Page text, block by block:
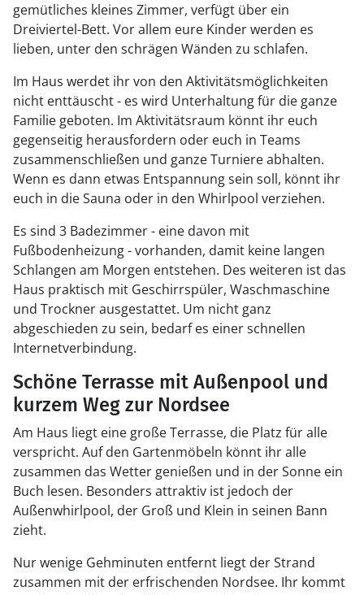
gemütliches kleines Zimmer, verfügt über ein
Dreiviertel-Bett. Vor allem eure Kinder werden es
lieben, unter den schrägen Wänden zu schlafen.
Im Haus werdet ihr von den Aktivitätsmöglichkeiten
nicht enttäuscht - es wird Unterhaltung für die ganze
Familie geboten. Im Aktivitätsraum könnt ihr euch
gegenseitig herausfordern oder euch in Teams
zusammenschließen und ganze Turniere abhalten.
Wenn es dann etwas Entspannung sein soll, könnt ihr
euch in die Sauna oder in den Whirlpool verziehen.
Es sind 3 Badezimmer - eine davon mit
Fußbodenheizung - vorhanden, damit keine langen
Schlangen am Morgen entstehen. Des weiteren ist das
Haus praktisch mit Geschirrspüler, Waschmaschine
und Trockner ausgestattet. Um nicht ganz
abgeschieden zu sein, bedarf es einer schnellen
Internetverbindung.
Schöne Terrasse mit Außenpool und
kurzem Weg zur Nordsee
Am Haus liegt eine große Terrasse, die Platz für alle
verspricht. Auf den Gartenmöbeln könnt ihr alle
zusammen das Wetter genießen und in der Sonne ein
Buch lesen. Besonders attraktiv ist jedoch der
Außenwhirlpool, der Groß und Klein in seinen Bann
zieht.
Nur wenige Gehminuten entfernt liegt der Strand
zusammen mit der erfrischenden Nordsee. Ihr kommt